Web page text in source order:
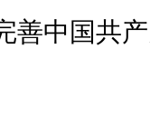
善中国共